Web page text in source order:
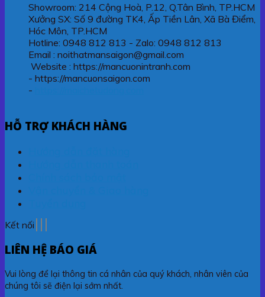
Showroom: 214 Cộng Hoà, P.12, Q.Tân Bình, TP.HCM
Xưởng SX: Số 9 đường TK4, Ấp Tiền Lân, Xã Bà Điểm,
Hóc Môn, TP.HCM
Hotline: 0948 812 813 - Zalo: 0948 812 813
Email : noithatmansaigon@gmail.com
Website : https://mancuonintranh.com
- https://mancuonsaigon.com
-
HỖ TRỢ KHÁCH HÀNG
Kết nối
LIÊN HỆ BÁO GIÁ
Vui lòng để lại thông tin cá nhân của quý khách, nhân viên của
chúng tôi sẽ điện lại sớm nhất.